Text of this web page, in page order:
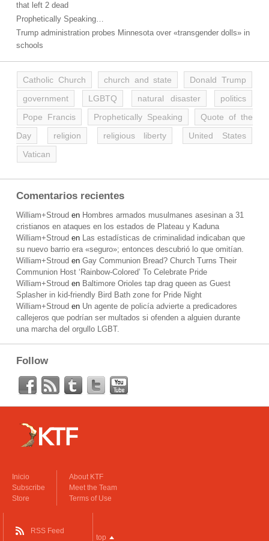
that left 2 dead
Prophetically Speaking…
Trump administration probes Minnesota over «transgender dolls» in
schools
Catholic Church church and state
Donald Trump
government
LGBTQ natural disaster
politics
Pope Francis
Prophetically Speaking
Quote of the
Day
religion religious liberty
United States
Vatican
Comentarios recientes
William+Stroud en Hombres armados musulmanes asesinan a 31
cristianos en ataques en los estados de Plateau y Kaduna
William+Stroud en Las estadísticas de criminalidad indicaban que
su nuevo barrio era «seguro»; entonces descubrió lo que omitían.
William+Stroud en Gay Communion Bread? Church Turns Their
Communion Host ‘Rainbow-Colored’ To Celebrate Pride
William+Stroud en Baltimore Orioles tap drag queen as Guest
Splasher in kid-friendly Bird Bath zone for Pride Night
William+Stroud en Un agente de policía advierte a predicadores
callejeros que podrían ser multados si ofenden a alguien durante
una marcha del orgullo LGBT.
Follow
Inicio
Subscribe
Store
About KTF
Meet the Team
Terms of Use
RSS Feed
top